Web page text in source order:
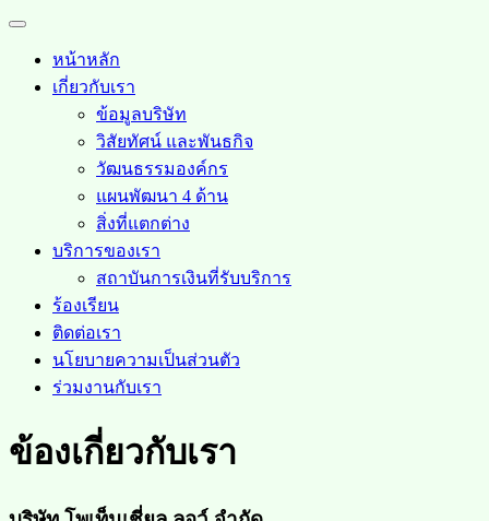
Skip
content
Open
หน้าหลัก
เกี่ยวกับเรา
ข้อมูลบริษัท
วิสัยทัศน์ และพันธกิจ
วัฒนธรรมองค์กร
แผนพัฒนา 4 ด้าน
สิ่งที่แตกต่าง
บริการของเรา
สถาบันการเงินที่รับบริการ
ร้องเรียน
ติดต่อเรา
นโยบายความเป็นส่วนตัว
ร่วมงานกับเรา
Menu
ข้องเกี่ยวกับเรา